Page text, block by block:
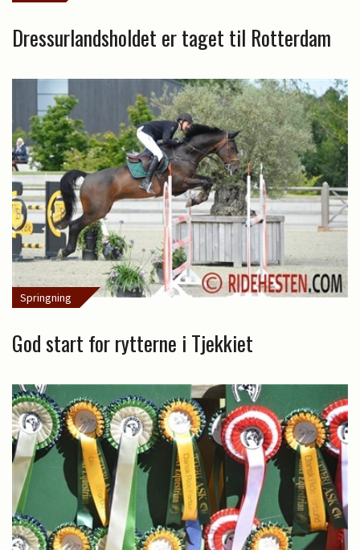
Dressurlandsholdet er taget til Rotterdam
Springning
God start for rytterne i Tjekkiet